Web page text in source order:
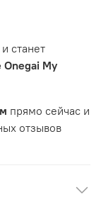
станет
Onegai My
прямо сейчас и
отзывов